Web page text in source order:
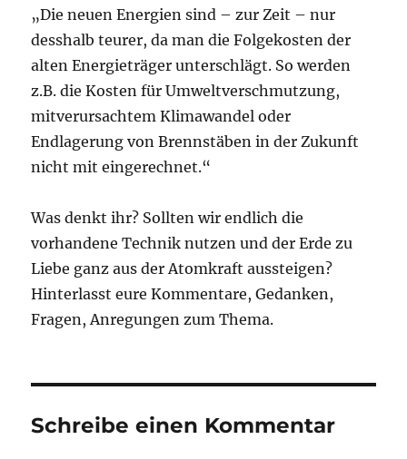
„Die neuen Energien sind – zur Zeit – nur
desshalb teurer, da man die Folgekosten der
alten Energieträger unterschlägt. So werden
z.B. die Kosten für Umweltverschmutzung,
mitverursachtem Klimawandel oder
Endlagerung von Brennstäben in der Zukunft
nicht mit eingerechnet.“
Was denkt ihr? Sollten wir endlich die
vorhandene Technik nutzen und der Erde zu
Liebe ganz aus der Atomkraft aussteigen?
Hinterlasst eure Kommentare, Gedanken,
Fragen, Anregungen zum Thema.
Schreibe einen Kommentar